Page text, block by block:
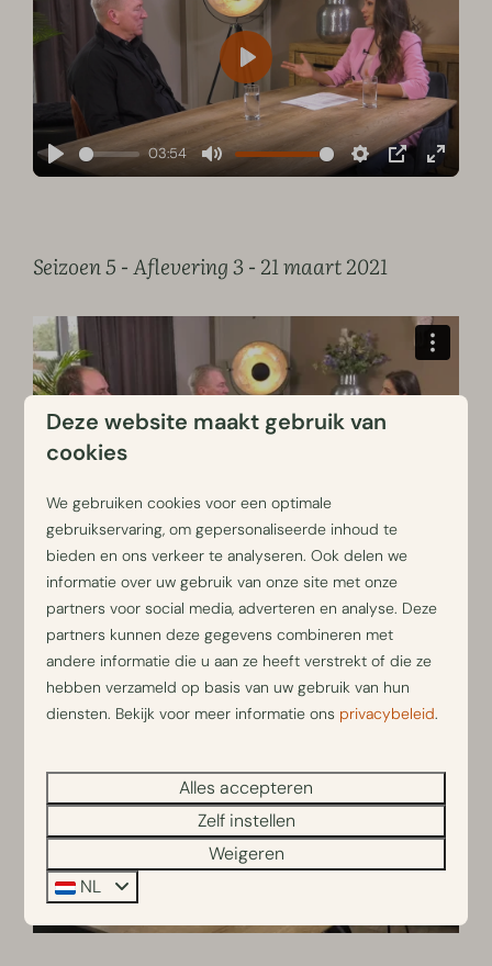
Play
03:54
Mute Settings
PIP
Enter
Play
Seizoen 5 - Aflevering 3 - 21 maart 2021
Seizoen 5 - Aflevering 5 - 04 april 2021
Deze website maakt gebruik van
cookies
We gebruiken cookies voor een optimale
gebruikservaring, om gepersonaliseerde inhoud te
bieden en ons verkeer te analyseren. Ook delen we
informatie over uw gebruik van onze site met onze
partners voor social media, adverteren en analyse. Deze
partners kunnen deze gegevens combineren met
andere informatie die u aan ze heeft verstrekt of die ze
hebben verzameld op basis van uw gebruik van hun
diensten. Bekijk voor meer informatie ons privacybeleid.
Alles accepteren
Zelf instellen
Weigeren
NL